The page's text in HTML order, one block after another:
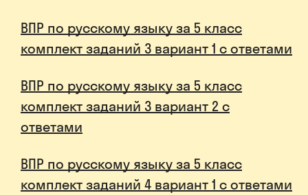
ВПР по русскому языку за 5 класс
комплект заданий 3 вариант 1 с ответами
ВПР по русскому языку за 5 класс
комплект заданий 3 вариант 2 с
ответами
ВПР по русскому языку за 5 класс
комплект заданий 4 вариант 1 с ответами